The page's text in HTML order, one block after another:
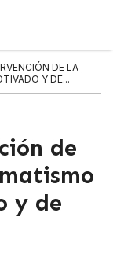
DE LA
Y DE...
de
y de